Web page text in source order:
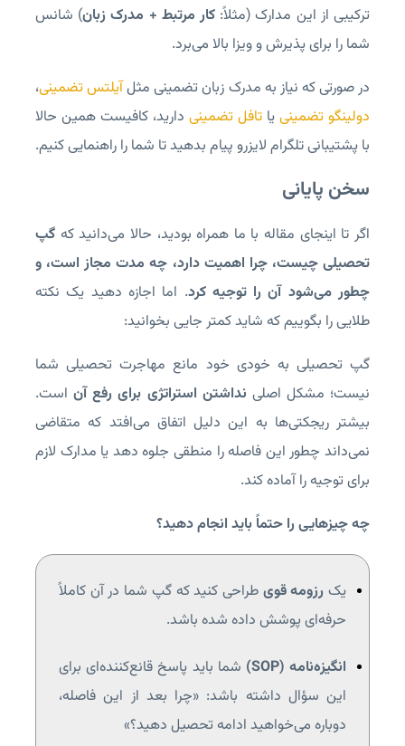
ترکیبی از این مدارک (مثلاً: کار مرتبط + مدرک زبان) شانس
شما را برای پذیرش و ویزا بالا می‌برد.
در صورتی که نیاز به مدرک زبان تضمینی مثلآیلتس تضمینی،
دولینگو تضمینی یا تافل تضمینی دارید، کافیست همین حالا
با پشتیبانی تلگرام لایزرو پیام بدهید تا شما را راهنمایی کنیم.
سخن پایانی
اگر تا اینجای مقاله با ما همراه بودید، حالا می‌دانید که گپ
تحصیلی چیست، چرا اهمیت دارد، چه مدت مجاز است، و
چطور می‌شود آن را توجیه کرد. اما اجازه دهید یک نکته
طلایی را بگوییم که شاید کمتر جایی بخوانید:
گپ تحصیلی به‌ خودی‌ خود مانع مهاجرت تحصیلی شما
نیست؛ مشکل اصلی نداشتن استراتژی برای رفع آناست.
بیشتر ریجکتی‌ها به این دلیل اتفاق می‌افتد که متقاضی
نمی‌داند چطور این فاصله را منطقی جلوه دهد یا مدارک لازم
برای توجیه را آماده کند.
چه چیزهایی را حتماً باید انجام دهید؟
یک رزومه قوی طراحی کنید که گپ شما در آن کاملاً
حرفه‌ای پوشش داده شده باشد.
انگیزه‌نامه (SOP)
شما باید پاسخ قانع‌کننده‌ای برای
این سؤال داشته باشد: «چرا بعد از این فاصله،
دوباره می‌خواهید ادامه تحصیل دهید؟»